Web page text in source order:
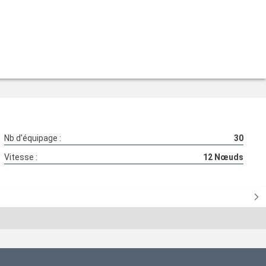
Nb d'équipage :
30
Vitesse : 12 Nœuds